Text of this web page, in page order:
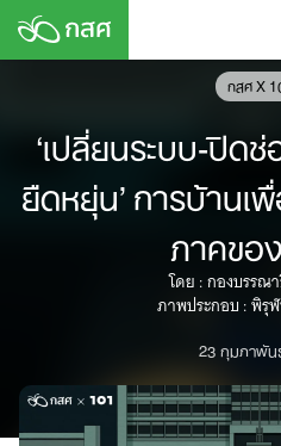
Skip
กสศ X
‘เปลี่ยนระบบ-ปิด
ยืดหยุ่น’ การบ้านเ
ภาคขอ
โดย : กองบรรณ
ภาพประกอบ : พิรุ
23 กุมภาพัน